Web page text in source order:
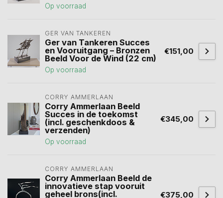
Op voorraad
GER VAN TANKEREN
Ger van Tankeren Succes
en Vooruitgang – Bronzen
Beeld Voor de Wind (22 cm)
Op voorraad
€151,00
CORRY AMMERLAAN
Corry Ammerlaan Beeld
Succes in de toekomst
(incl. geschenkdoos &
verzenden)
Op voorraad
€345,00
CORRY AMMERLAAN
Corry Ammerlaan Beeld de
innovatieve stap vooruit
geheel brons(incl.
€375,00